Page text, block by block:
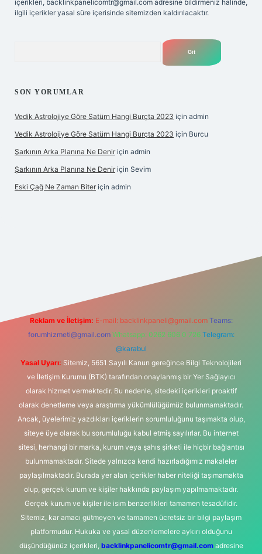
içerikleri, backlinkpanelicomtr@gmail.com adresine bildirmeniz halinde,
ilgili içerikler yasal süre içerisinde sitemizden kaldırılacaktır.
SON YORUMLAR
Vedik Astrolojiye Göre Satürn Hangi Burçta 2023 için admin
Vedik Astrolojiye Göre Satürn Hangi Burçta 2023 için Burcu
Şarkının Arka Planına Ne Denir için admin
Şarkının Arka Planına Ne Denir için Sevim
Eski Çağ Ne Zaman Biter için admin
Reklam ve İletişim: E-mail: backlinkpaneli@gmail.com Teams:
forumhizmeti@gmail.com Whatsapp: 0262 606 0 726 Telegram:
@karabul
Yasal Uyarı: Sitemiz, 5651 Sayılı Kanun gereğince Bilgi Teknolojileri
ve İletişim Kurumu (BTK) tarafından onaylanmış bir Yer Sağlayıcı
olarak hizmet vermektedir. Bu nedenle, sitedeki içerikleri proaktif
olarak denetleme veya araştırma yükümlülüğümüz bulunmamaktadır.
Ancak, üyelerimiz yazdıkları içeriklerin sorumluluğunu taşımakta olup,
siteye üye olarak bu sorumluluğu kabul etmiş sayılırlar. Bu internet
sitesi, herhangi bir marka, kurum veya şahıs şirketi ile hiçbir bağlantısı
bulunmamaktadır. Sitede yalnızca kendi hazırladığımız makaleler
paylaşılmaktadır. Burada yer alan içerikler haber niteliği taşımamakta
olup, gerçek kurum ve kişiler hakkında paylaşım yapılmamaktadır.
Gerçek kurum ve kişiler ile isim benzerlikleri tamamen tesadüfidir.
Sitemiz, kar amacı gütmeyen ve tamamen ücretsiz bir bilgi paylaşım
platformudur. Hukuka ve yasal düzenlemelere aykırı olduğunu
düşündüğünüz içerikleri, backlinkpanelicomtr@gmail.comadresine